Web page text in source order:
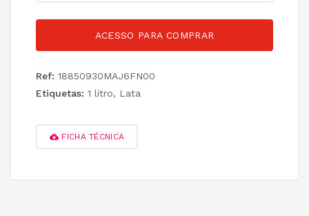
ACESSO PARA COMPRAR
Ref: 18850930MAJ6FN00
Etiquetas: 1 litro, Lata
FICHA TÉCNICA